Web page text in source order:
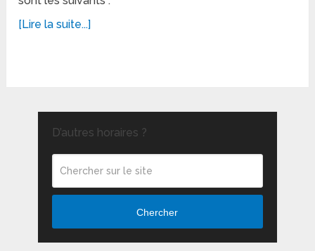
[Lire la suite...]
D’autres horaires ?
Chercher